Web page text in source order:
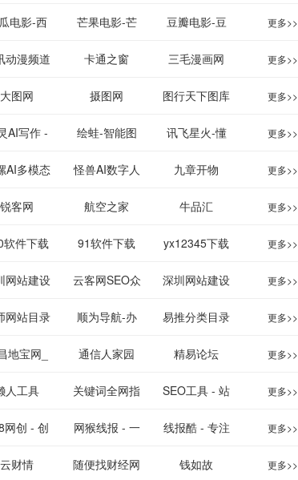
资源分享
小站
紫可可,免费提
供最新高清电
影
电视剧免费在
线观看_热播
电视剧大全
电影-西
频网站电
影频道
芒果电影-芒
果TV网站电影
频道
豆瓣电影-豆
瓣电影提供最
新的电影介绍
及评论包括上
映影片的影讯
查询及购票服
务。你可以记
录想看、在看
和看过的电影
电视剧，顺便
打分、写影
评。根据你的
更多>>
动漫频道
漫综合
卡通之窗
_www.cartoonwin.com_
动漫原创
三毛漫画网
_www.sanmao.com.cn_
动漫原创
更多>>
大图网 摄图网 图行天下图库 更多>>
AI写作 -
领先的AI
写作助手
绘蛙-智能图
片、文案创作
平台
讯飞星火-懂
我的AI助手
更多>>
AI多模态
语言模型
怪兽AI数字人 九章开物 更多>>
锐客网 航空之家 牛品汇 更多>>
软件下载
站
91软件下载 yx12345下载
站
更多>>
网站建设 云客网SEO众
包服务平台
深圳网站建设 更多>>
网站目录
址大全
顺为导航-办
公运营工具导
航
易推分类目录
网
更多>>
地宝网_
昌论坛
通信人家园 精易论坛 更多>>
人工具 关键词全网指
数查询
SEO工具 - 站
长之家
更多>>
网创 - 创
目资源分
网猴线报 - 一
个简单且纯粹
线报酷 - 专注
线报活动
更多>>
云财情 随便找财经网 钱如故 更多>>